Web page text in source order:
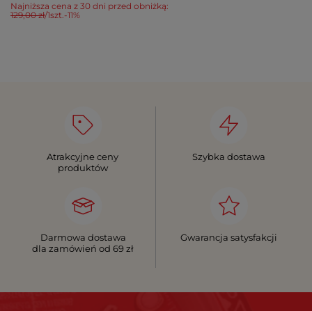
Najniższa cena z 30 dni przed obniżką:
129,00 zł/1szt.-11%
Atrakcyjne ceny
produktów
Szybka dostawa
Darmowa dostawa
dla zamówień od 69 zł
Gwarancja satysfakcji